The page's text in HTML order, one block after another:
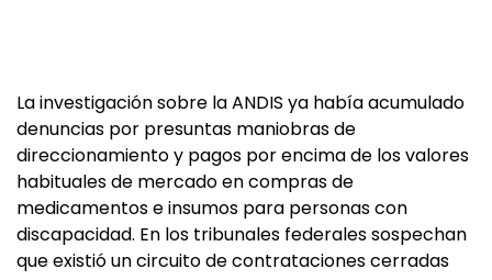
La investigación sobre la ANDIS ya había acumulado
denuncias por presuntas maniobras de
direccionamiento y pagos por encima de los valores
habituales de mercado en compras de
medicamentos e insumos para personas con
discapacidad. En los tribunales federales sospechan
que existió un circuito de contrataciones cerradas